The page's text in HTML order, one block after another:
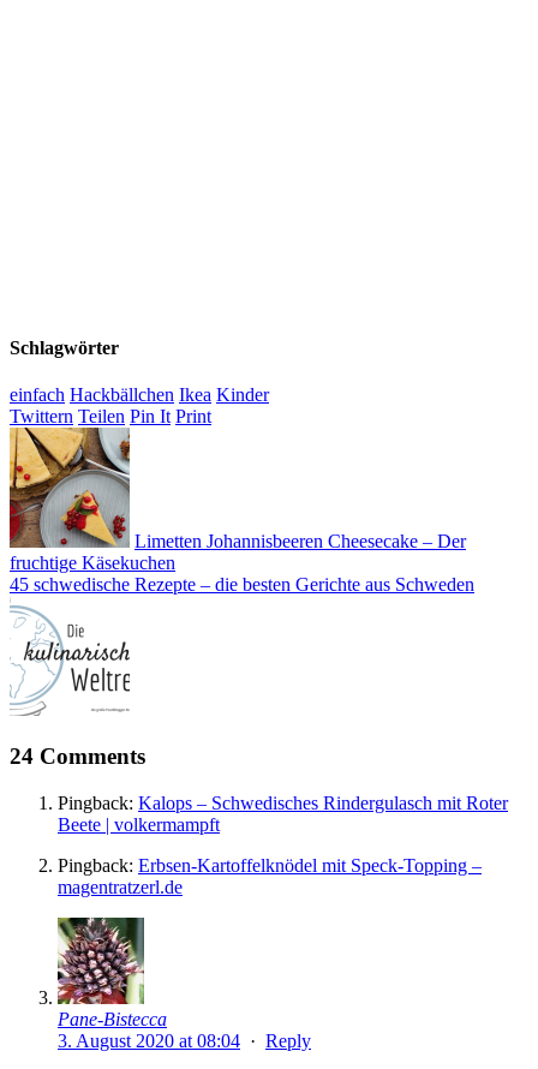
Schlagwörter
einfach Hackbällchen Ikea Kinder
Twittern Teilen Pin It Print
Limetten Johannisbeeren Cheesecake – Der
fruchtige Käsekuchen
45 schwedische Rezepte – die besten Gerichte aus Schweden
24 Comments
Pingback: Kalops – Schwedisches Rindergulasch mit Roter
Beete | volkermampft
Pingback: Erbsen-Kartoffelknödel mit Speck-Topping –
magentratzerl.de
Pane-Bistecca
3. August 2020 at 08:04 · Reply